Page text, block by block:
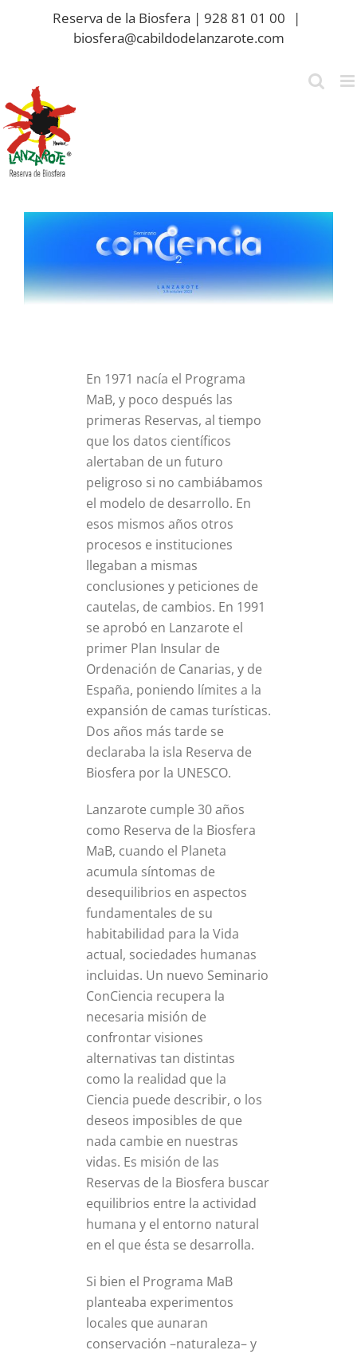
Reserva de la Biosfera | 928 81 01 00
|
biosfera@cabildodelanzarote.com
En 1971 nacía el Programa
MaB, y poco después las
primeras Reservas, al tiempo
que los datos científicos
alertaban de un futuro
peligroso si no cambiábamos
el modelo de desarrollo. En
esos mismos años otros
procesos e instituciones
llegaban a mismas
conclusiones y peticiones de
cautelas, de cambios. En 1991
se aprobó en Lanzarote el
primer Plan Insular de
Ordenación de Canarias, y de
España, poniendo límites a la
expansión de camas turísticas.
Dos años más tarde se
declaraba la isla Reserva de
Biosfera por la UNESCO.
Lanzarote cumple 30 años
como Reserva de la Biosfera
MaB, cuando el Planeta
acumula síntomas de
desequilibrios en aspectos
fundamentales de su
habitabilidad para la Vida
actual, sociedades humanas
incluidas. Un nuevo Seminario
ConCiencia recupera la
necesaria misión de
confrontar visiones
alternativas tan distintas
como la realidad que la
Ciencia puede describir, o los
deseos imposibles de que
nada cambie en nuestras
vidas. Es misión de las
Reservas de la Biosfera buscar
equilibrios entre la actividad
humana y el entorno natural
en el que ésta se desarrolla.
Si bien el Programa MaB
planteaba experimentos
locales que aunaran
conservación –naturaleza– y